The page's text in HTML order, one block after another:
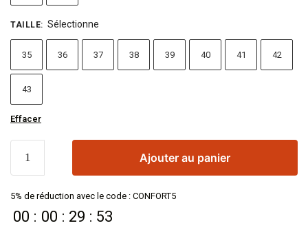
TAILLE: Sélectionne
35 36 37 38 39 40 41 42
43
Effacer
Ajouter au panier
5% de réduction avec le code : CONFORT5
00 : 00 : 29 : 51